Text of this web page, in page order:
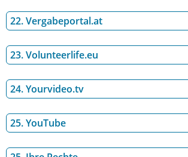
22. Vergabeportal.at
23. Volunteerlife.eu
24. Yourvideo.tv
25. YouTube